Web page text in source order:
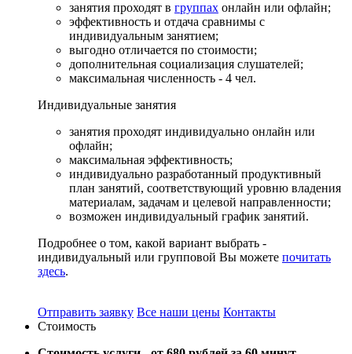
занятия проходят в группах онлайн или офлайн;
эффективность и отдача сравнимы с
индивидуальным занятием;
выгодно отличается по стоимости;
дополнительная социализация слушателей;
максимальная численность - 4 чел.
Индивидуальные занятия
занятия проходят индивидуально онлайн или
офлайн;
максимальная эффективность;
индивидуально разработанный продуктивный
план занятий, соответствующий уровню владения
материалам, задачам и целевой направленности;
возможен индивидуальный график занятий.
Подробнее о том, какой вариант выбрать -
индивидуальный или групповой Вы можете почитать
здесь.
Отправить заявку Все наши цены Контакты
Стоимость